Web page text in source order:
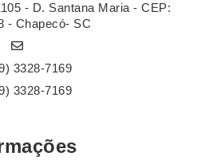
- D. Santana Maria - CEP:
- Chapecó- SC
3328-7169
3328-7169